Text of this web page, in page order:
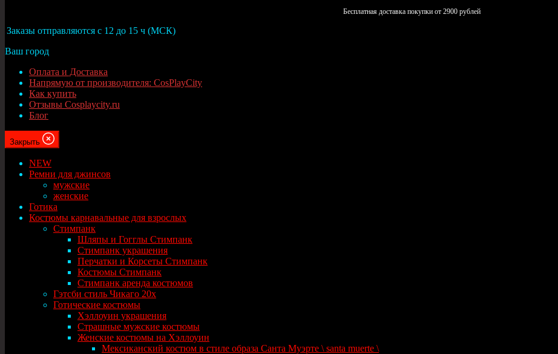
Бесплатная доставка покупки от 2900 рублей
Заказы отправляются с 12 до 15 ч (МСК)
Ваш город
Оплата и Доставка
Напрямую от производителя: CosPlayCity
Как купить
Отзывы Cosplaycity.ru
Блог
Закрыть
NEW
Ремни для джинсов
мужские
женские
Готика
Костюмы карнавальные для взрослых
Стимпанк
Шляпы и Гогглы Стимпанк
Стимпанк украшения
Перчатки и Корсеты Стимпанк
Костюмы Стимпанк
Стимпанк аренда костюмов
Гэтсби стиль Чикаго 20х
Готические костюмы
Хэллоуин украшения
Страшные мужские костюмы
Женские костюмы на Хэллоуин
Мексиканский костюм в стиле образа Санта Муэрте \ santa muerte \